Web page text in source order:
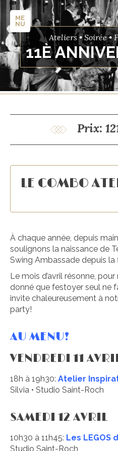
ME
NU
Ateliers • Soirée •
11È
Prix:
LE COMBO
À chaque année, depuis
soulignons la naissance de
Swing Ambassade depuis la
Le mois d’avril résonne,
donné que festoyer seul ne
invite chaleureusement à
party!
AU MENU!
VENDREDI 11
18h à 19h30: Atelier
Silvia • Studio Saint-Roch
SAMEDI 12 AVRIL
10h30 à 11h45: Les LEGOS
Studio Saint-Roch